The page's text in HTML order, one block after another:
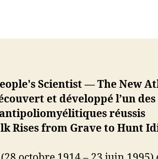
et développé l’un des
réussis